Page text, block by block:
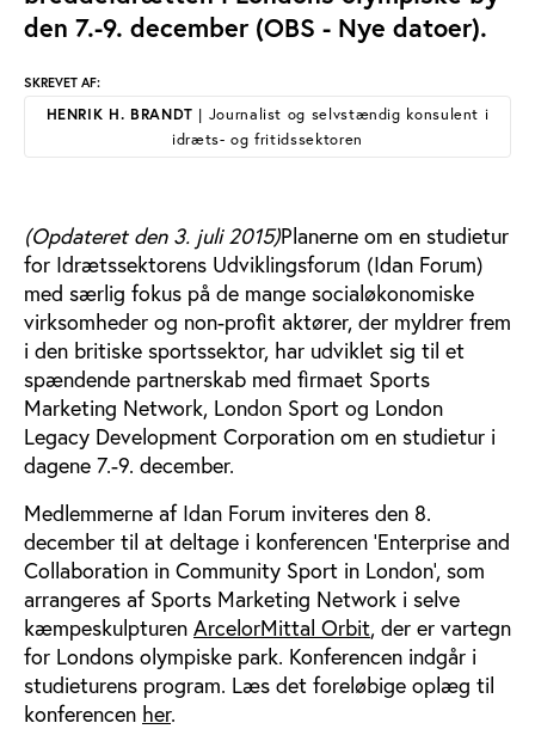
den 7.-9. december (OBS - Nye datoer).
SKREVET AF:
HENRIK H. BRANDT | Journalist og selvstændig konsulent i
idræts- og fritidssektoren
(Opdateret den 3. juli 2015)Planerne om en studietur
for Idrætssektorens Udviklingsforum (Idan Forum)
med særlig fokus på de mange socialøkonomiske
virksomheder og non-profit aktører, der myldrer frem
i den britiske sportssektor, har udviklet sig til et
spændende partnerskab med firmaet Sports
Marketing Network, London Sport og London
Legacy Development Corporation om en studietur i
dagene 7.-9. december.
Medlemmerne af Idan Forum inviteres den 8.
december til at deltage i konferencen ’Enterprise and
Collaboration in Community Sport in London’, som
arrangeres af Sports Marketing Network i selve
kæmpeskulpturen ArcelorMittal Orbit, der er vartegn
for Londons olympiske park. Konferencen indgår i
studieturens program. Læs det foreløbige oplæg til
konferencen her.